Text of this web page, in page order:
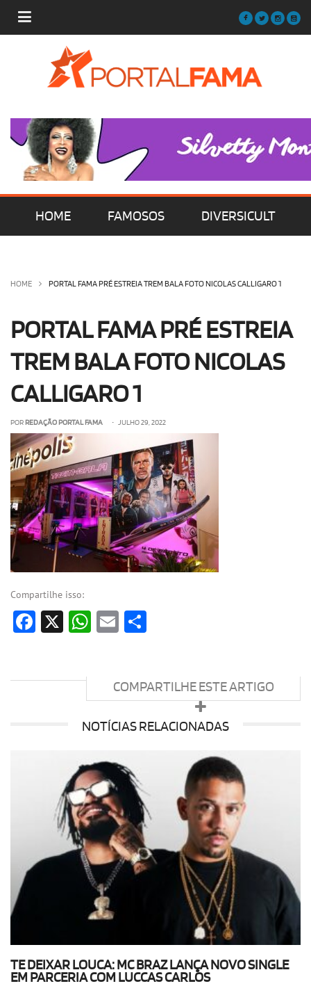
HOME FAMOSOS DIVERSICULT
OLHA ISSO! EU QUERO!
HOME PORTAL FAMA PRÉ ESTREIA TREM BALA FOTO NICOLAS CALLIGARO 1
PORTAL FAMA PRÉ ESTREIA
TREM BALA FOTO NICOLAS
CALLIGARO 1
POR REDAÇÃO PORTAL FAMA • JULHO 29, 2022
Compartilhe isso:
Facebook
X WhatsApp
Email
COMPARTILHE ESTE ARTIGO
NOTÍCIAS RELACIONADAS
TE DEIXAR LOUCA: MC BRAZ LANÇA NOVO SINGLE
EM PARCERIA COM LUCCAS CARLOS